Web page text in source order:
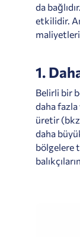
da
etkilidir.
1.
Belirli bir
daha fazla
üretir
daha
bölgelere